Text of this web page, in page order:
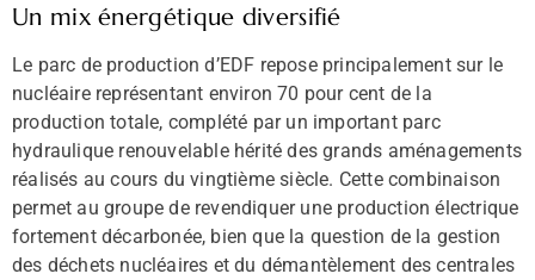
Un mix énergétique diversifié
Le parc de production d’EDF repose principalement sur le
nucléaire représentant environ 70 pour cent de la
production totale, complété par un important parc
hydraulique renouvelable hérité des grands aménagements
réalisés au cours du vingtième siècle. Cette combinaison
permet au groupe de revendiquer une production électrique
fortement décarbonée, bien que la question de la gestion
des déchets nucléaires et du démantèlement des centrales